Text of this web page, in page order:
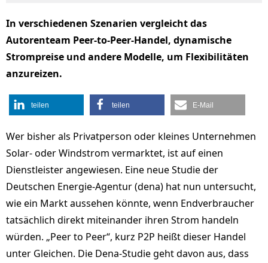
In verschiedenen Szenarien vergleicht das
Autorenteam Peer-to-Peer-Handel, dynamische
Strompreise und andere Modelle, um Flexibilitäten
anzureizen.
teilen teilen E-Mail
Wer bisher als Privatperson oder kleines Unternehmen
Solar- oder Windstrom vermarktet, ist auf einen
Dienstleister angewiesen. Eine neue Studie der
Deutschen Energie-Agentur (dena) hat nun untersucht,
wie ein Markt aussehen könnte, wenn Endverbraucher
tatsächlich direkt miteinander ihren Strom handeln
würden. „Peer to Peer“, kurz P2P heißt dieser Handel
unter Gleichen. Die Dena-Studie geht davon aus, dass